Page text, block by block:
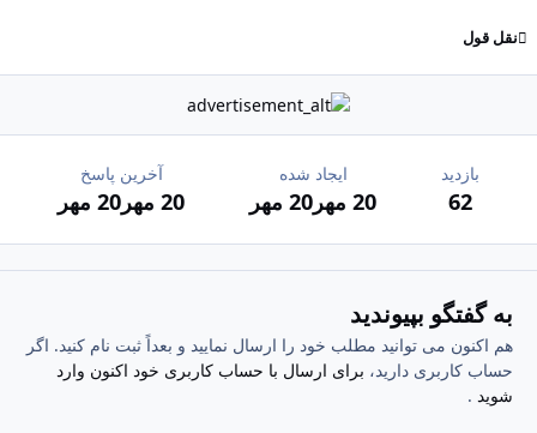
نقل قول
بازدید
62
ایجاد شده
20 مهر 20 مهر
آخرین پاسخ
20 مهر 20 مهر
به گفتگو بپیوندید
هم اکنون می توانید مطلب خود را ارسال نمایید و بعداً ثبت نام کنید. اگر
حساب کاربری دارید، برای ارسال با حساب کاربری خود اکنون وارد
شوید .